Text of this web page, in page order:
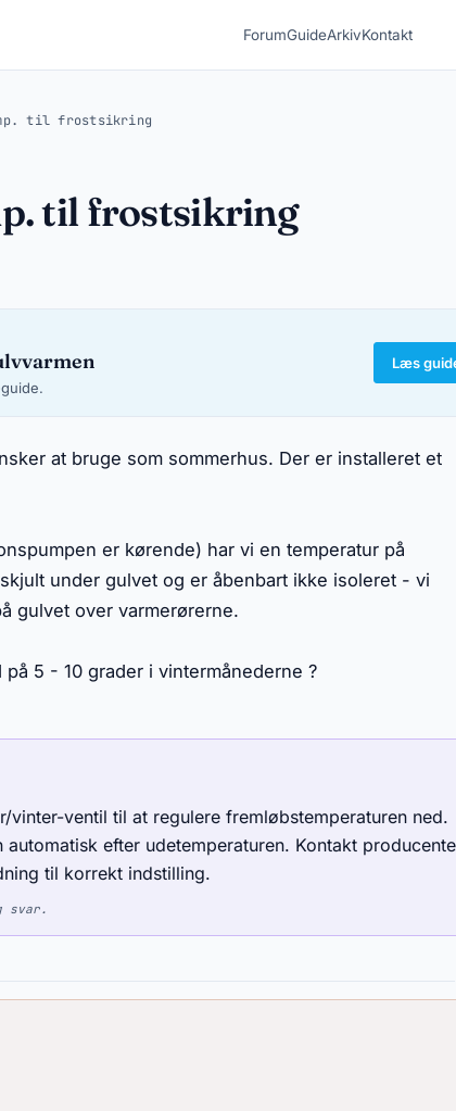
ForumGuideArkivKontakt
til frostsikring
til frostsikring
Læs
at bruge som sommerhus. Der er installeret et
er kørende) har vi en temperatur på
under gulvet og er åbenbart ikke isoleret - vi
gulvet over varmerørerne.
5 - 10 grader i vintermånederne ?
vinter-ventil til at regulere fremløbstemperaturen ned.
efter udetemperaturen. Kontakt
til korrekt indstilling.
svar.